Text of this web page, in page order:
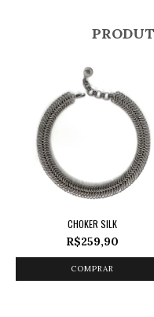
CHOKER SILK
R$259,90
COMPRAR